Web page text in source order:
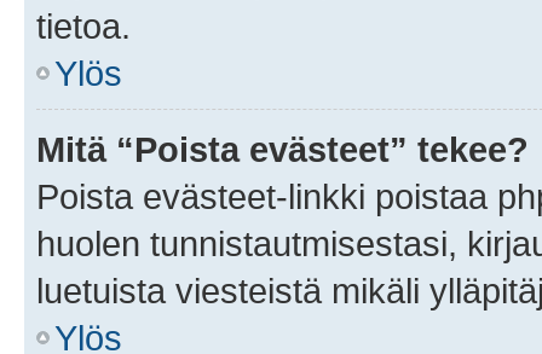
tietoa.
Ylös
Mitä “Poista evästeet” tekee?
Poista evästeet-linkki poistaa
huolen tunnistautmisestasi,
luetuista viesteistä mikäli
Ylös